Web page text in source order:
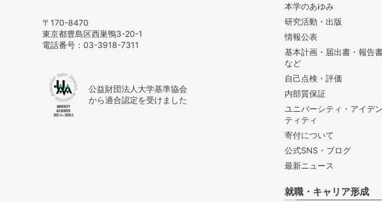
〒170-8470
東京都豊島区西巣鴨3-20-1
電話番号： 03-3918-7311
公益財団法人大学基準協会
から適合認定を受けました
本学のあゆみ
研究活動・出版
情報公表
基本計画・届出書・報告
など
自己点検・評価
内部質保証
ユニバーシティ・アイデン
ティティ
寄付について
公式SNS・ブログ
最新ニュース
就職・キャリア形成